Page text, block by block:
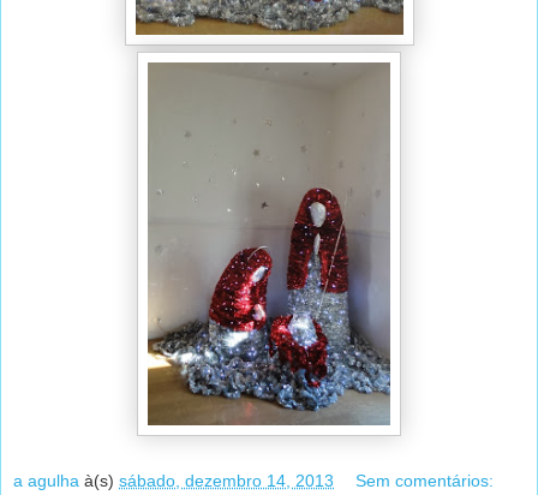
a agulha à(s) sábado, dezembro 14, 2013 Sem comentários: